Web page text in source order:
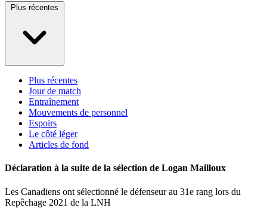
Plus récentes
Plus récentes
Jour de match
Entraînement
Mouvements de personnel
Espoirs
Le côté léger
Articles de fond
Déclaration à la suite de la sélection de Logan Mailloux
Les Canadiens ont sélectionné le défenseur au 31e rang lors du
Repêchage 2021 de la LNH